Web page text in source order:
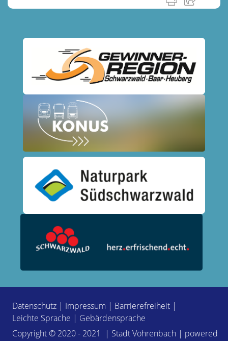
Datenschutz | Impressum | Barrierefreiheit |
Leichte Sprache | Gebärdensprache
Copyright © 2020 - 2021 | Stadt Vöhrenbach | powered